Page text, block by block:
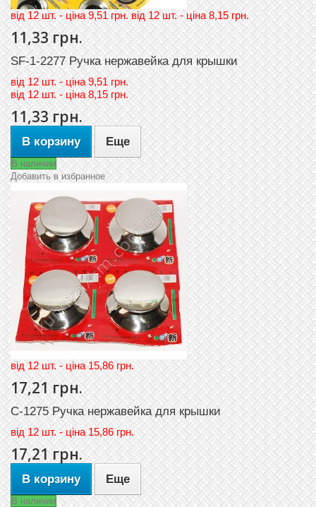
вiд 12 шт. - цiна 9,51 грн. вiд 12 шт. - цiна 8,15 грн.
11,33 грн.
SF-1-2277 Ручка нержавейка для крышки
вiд12 шт. - цiна 9,51 грн.
вiд12 шт. - цiна 8,15 грн.
11,33 грн.
В корзину Еще
В наличии
Добавить в избранное
вiд 12 шт. - цiна 15,86 грн.
17,21 грн.
C-1275 Ручка нержавейка для крышки
вiд12 шт. - цiна 15,86 грн.
17,21 грн.
В корзину Еще
В наличии